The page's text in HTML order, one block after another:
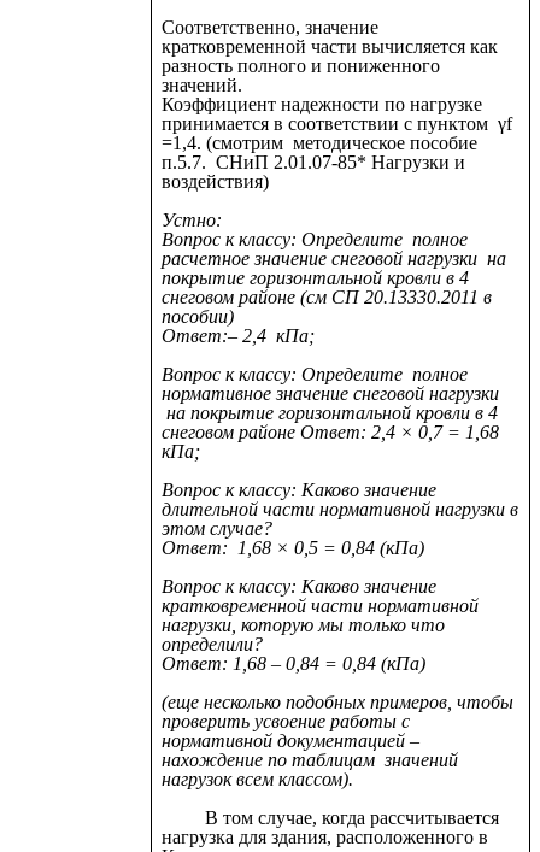
Соответственно, значение
кратковременной части вычисляется как
разность полного и пониженного
значений.
Коэффициент надежности по нагрузке
принимается в соответствии с пунктом γf
=1,4. (смотрим методическое пособие
п.5.7. СНиП 2.01.07-85* Нагрузки и
воздействия)
Устно:
Вопрос к классу: Определите полное
расчетное значение снеговой нагрузки на
покрытие горизонтальной кровли в 4
снеговом районе (см СП 20.13330.2011 в
пособии)
Ответ:– 2,4 кПа;
Вопрос к классу: Определите полное
нормативное значение снеговой нагрузки
на покрытие горизонтальной кровли в 4
снеговом районе Ответ: 2,4 × 0,7 = 1,68
кПа;
Вопрос к классу: Каково значение
длительной части нормативной нагрузки в
этом случае?
Ответ: 1,68 × 0,5 = 0,84 (кПа)
Вопрос к классу: Каково значение
кратковременной части нормативной
нагрузки, которую мы только что
определили?
Ответ: 1,68 – 0,84 = 0,84 (кПа)
(еще несколько подобных примеров, чтобы
проверить усвоение работы с
нормативной документацией –
нахождение по таблицам значений
нагрузок всем классом).
В том случае, когда рассчитывается
нагрузка для здания, расположенного в